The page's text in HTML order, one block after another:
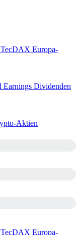
TecDAX Europa-
Earnings Dividenden
Aktien
TecDAX Europa-